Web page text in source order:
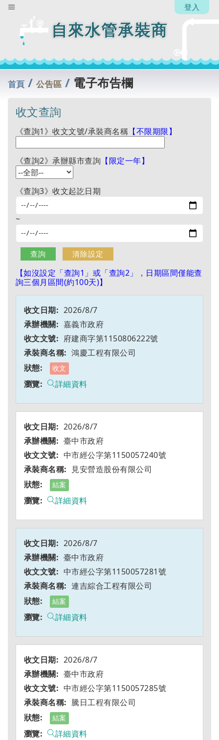
自來水管承裝商
登入
首頁 /公告區 / 電子布告欄
收文查詢
《查詢1》收文文號/承裝商名稱 【不限期限】
《查詢2》承辦縣市查詢 【限定一年】
《查詢3》收文起訖日期
~
【如沒設定「查詢1」或「查詢2」，日期區間僅能查
詢三個月區間(約100天)】
2026/8/7
嘉義市政府
府建商字第1150806222號
鴻慶工程有限公司
收文
詳細資料
2026/8/7
臺中市政府
中市經公字第1150057240號
見安營造股份有限公司
結案
詳細資料
2026/8/7
臺中市政府
中市經公字第1150057281號
連吉綜合工程有限公司
結案
詳細資料
2026/8/7
臺中市政府
中市經公字第1150057285號
騰日工程有限公司
結案
詳細資料